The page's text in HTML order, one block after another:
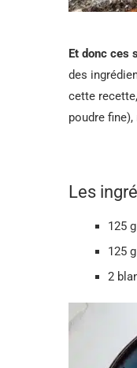
Et donc ces
des
cette
poudre
Les
125
125
2